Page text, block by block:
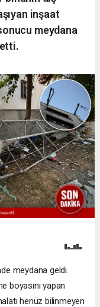
inşaat
meydana
meydana geldi.
boyasını yapan
henüz bilinmeyen